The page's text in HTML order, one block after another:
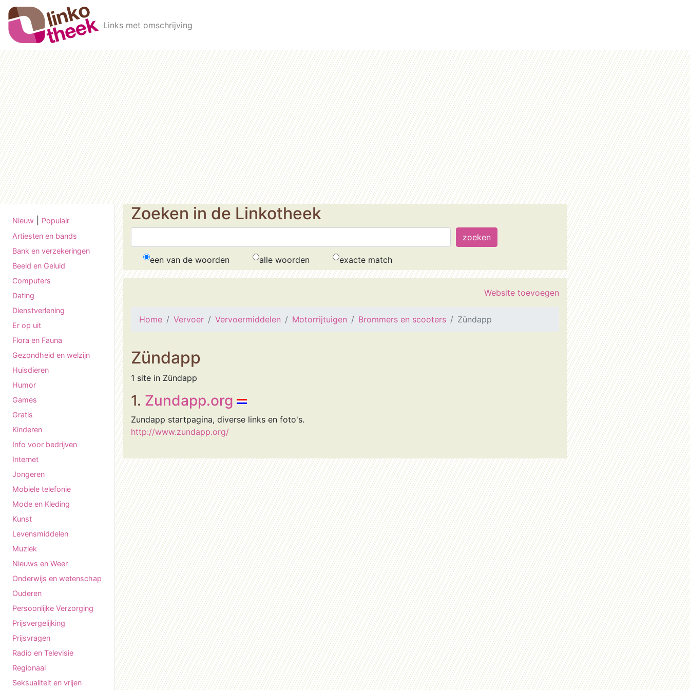
Skip to main content
Links met omschrijving
Nieuw
Populair
Artiesten en bands
Bank en verzekeringen
Beeld en Geluid
Computers
Dating
Dienstverlening
Er op uit
Flora en Fauna
Gezondheid en welzijn
Huisdieren
Humor
Games
Gratis
Kinderen
Info voor bedrijven
Internet
Jongeren
Mobiele telefonie
Mode en Kleding
Kunst
Levensmiddelen
Muziek
Nieuws en Weer
Onderwijs en wetenschap
Ouderen
Persoonlijke Verzorging
Prijsvergelijking
Prijsvragen
Radio en Televisie
Regionaal
Seksualiteit en vrijen
Zoeken in de Linkotheek
een van de woorden alle woorden exacte match
Website toevoegen
Home Vervoer Vervoermiddelen Motorrijtuigen Brommers en scooters Zündapp
Zündapp
1 site in Zündapp
1. Zundapp.org
Zundapp startpagina, diverse links en foto's.
http://www.zundapp.org/